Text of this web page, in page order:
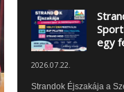
egy
2026.07.22.
Strandok Éjszakája a